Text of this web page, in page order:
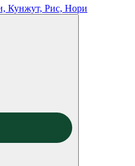
Кунжут, Рис, Нори